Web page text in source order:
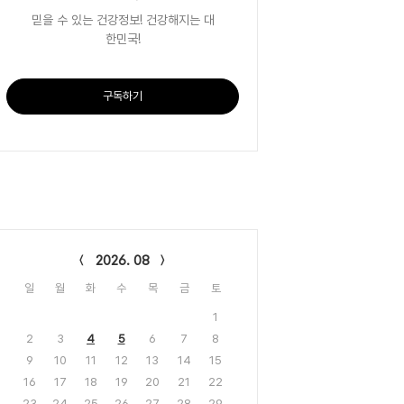
믿을 수 있는 건강정보! 건강해지는 대
한민국!
구독하기
2026. 08
일 월 화 수 목 금 토
1
2
3 4 5 6 7
8
9
10 11 12 13 14
15
16
17 18 19 20 21
22